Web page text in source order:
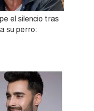
el silencio tras
su perro: